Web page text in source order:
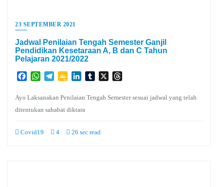
23 SEPTEMBER 2021
Jadwal Penilaian Tengah Semester Ganjil
Pendidikan Kesetaraan A, B dan C Tahun
Pelajaran 2021/2022
FacebookWhatsApp
TelegramGoogleLinkedInTumblr
X
Ayo Laksanakan Penilaian Tengah Semester sesuai jadwal yang telah
ditentukan sahabat diktara
Covid19 4 26 sec read